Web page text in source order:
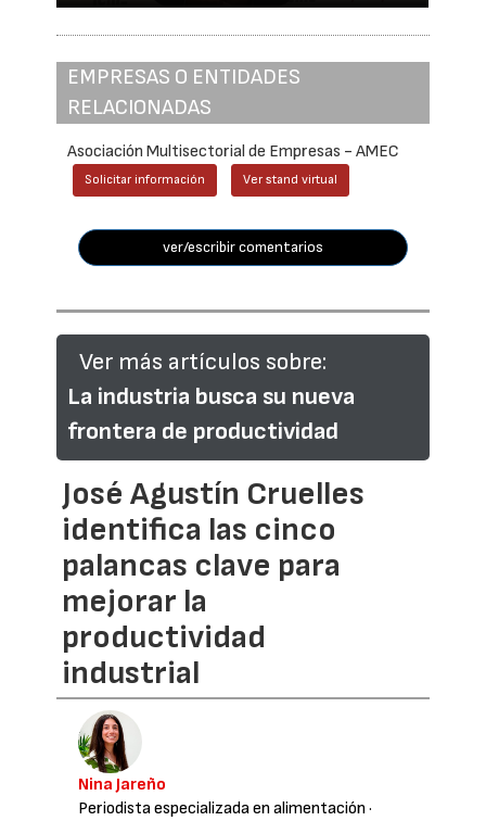
EMPRESAS O ENTIDADES
RELACIONADAS
Asociación Multisectorial de Empresas - AMEC
Solicitar información Ver stand virtual
ver/escribir comentarios
Ver más artículos sobre:
La industria busca su nueva
frontera de productividad
José Agustín Cruelles
identifica las cinco
palancas clave para
mejorar la
productividad
industrial
Nina Jareño
Periodista especializada en alimentación ·